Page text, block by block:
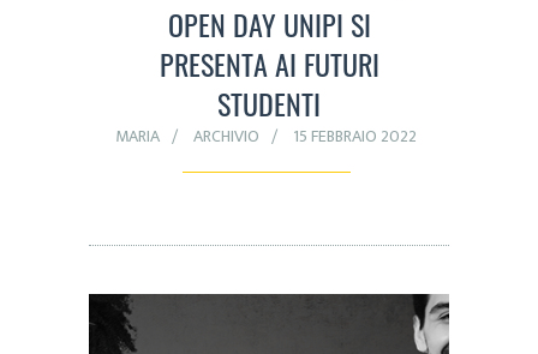
OPEN DAY UNIPI SI
PRESENTA AI FUTURI
STUDENTI
MARIA ARCHIVIO 15 FEBBRAIO 2022